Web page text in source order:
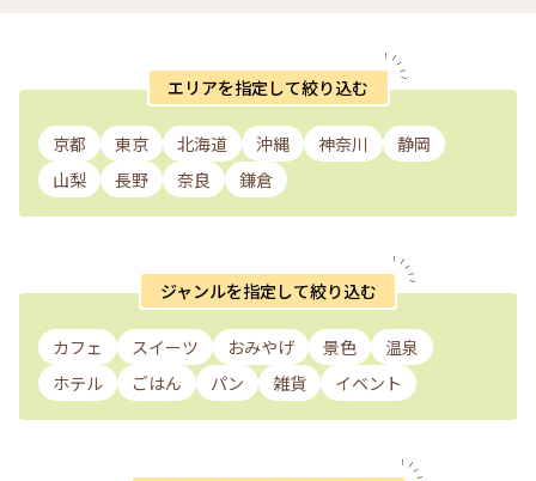
エリアを指定して絞り込む
京都 東京 北海道 沖縄 神奈川
静岡
山梨
長野 奈良 鎌倉
ジャンルを指定して絞り込む
カフェ スイーツ おみやげ 景色
温泉
ホテル
ごはん パン 雑貨 イベント